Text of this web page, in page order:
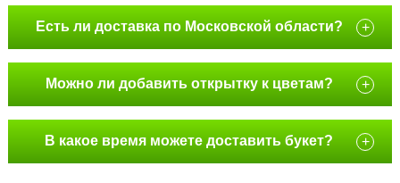
Есть ли доставка по Московской области? +
Можно ли добавить открытку к цветам? +
В какое время можете доставить букет? +